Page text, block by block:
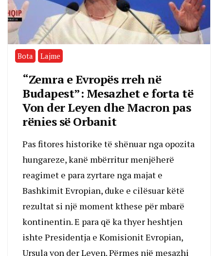
Bota Lajme
“Zemra e Evropës rreh në
Budapest”: Mesazhet e forta të
Von der Leyen dhe Macron pas
rënies së Orbanit
Pas fitores historike të shënuar nga opozita
hungareze, kanë mbërritur menjëherë
reagimet e para zyrtare nga majat e
Bashkimit Evropian, duke e cilësuar këtë
rezultat si një moment kthese për mbarë
kontinentin. E para që ka thyer heshtjen
ishte Presidentja e Komisionit Evropian,
Ursula von der Leyen. Përmes një mesazhi